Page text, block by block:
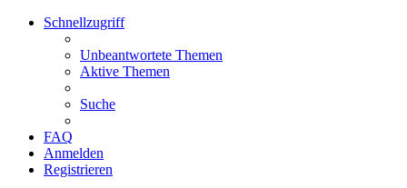
Schnellzugriff
Unbeantwortete Themen
Aktive Themen
Suche
FAQ
Anmelden
Registrieren